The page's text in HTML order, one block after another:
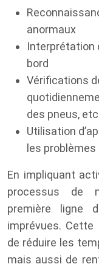
anormaux
Interprétation
bord
Vérifications
des pneus,
Utilisation
les
En impliquant
processus de
première ligne
imprévues.
de réduire les
mais aussi de